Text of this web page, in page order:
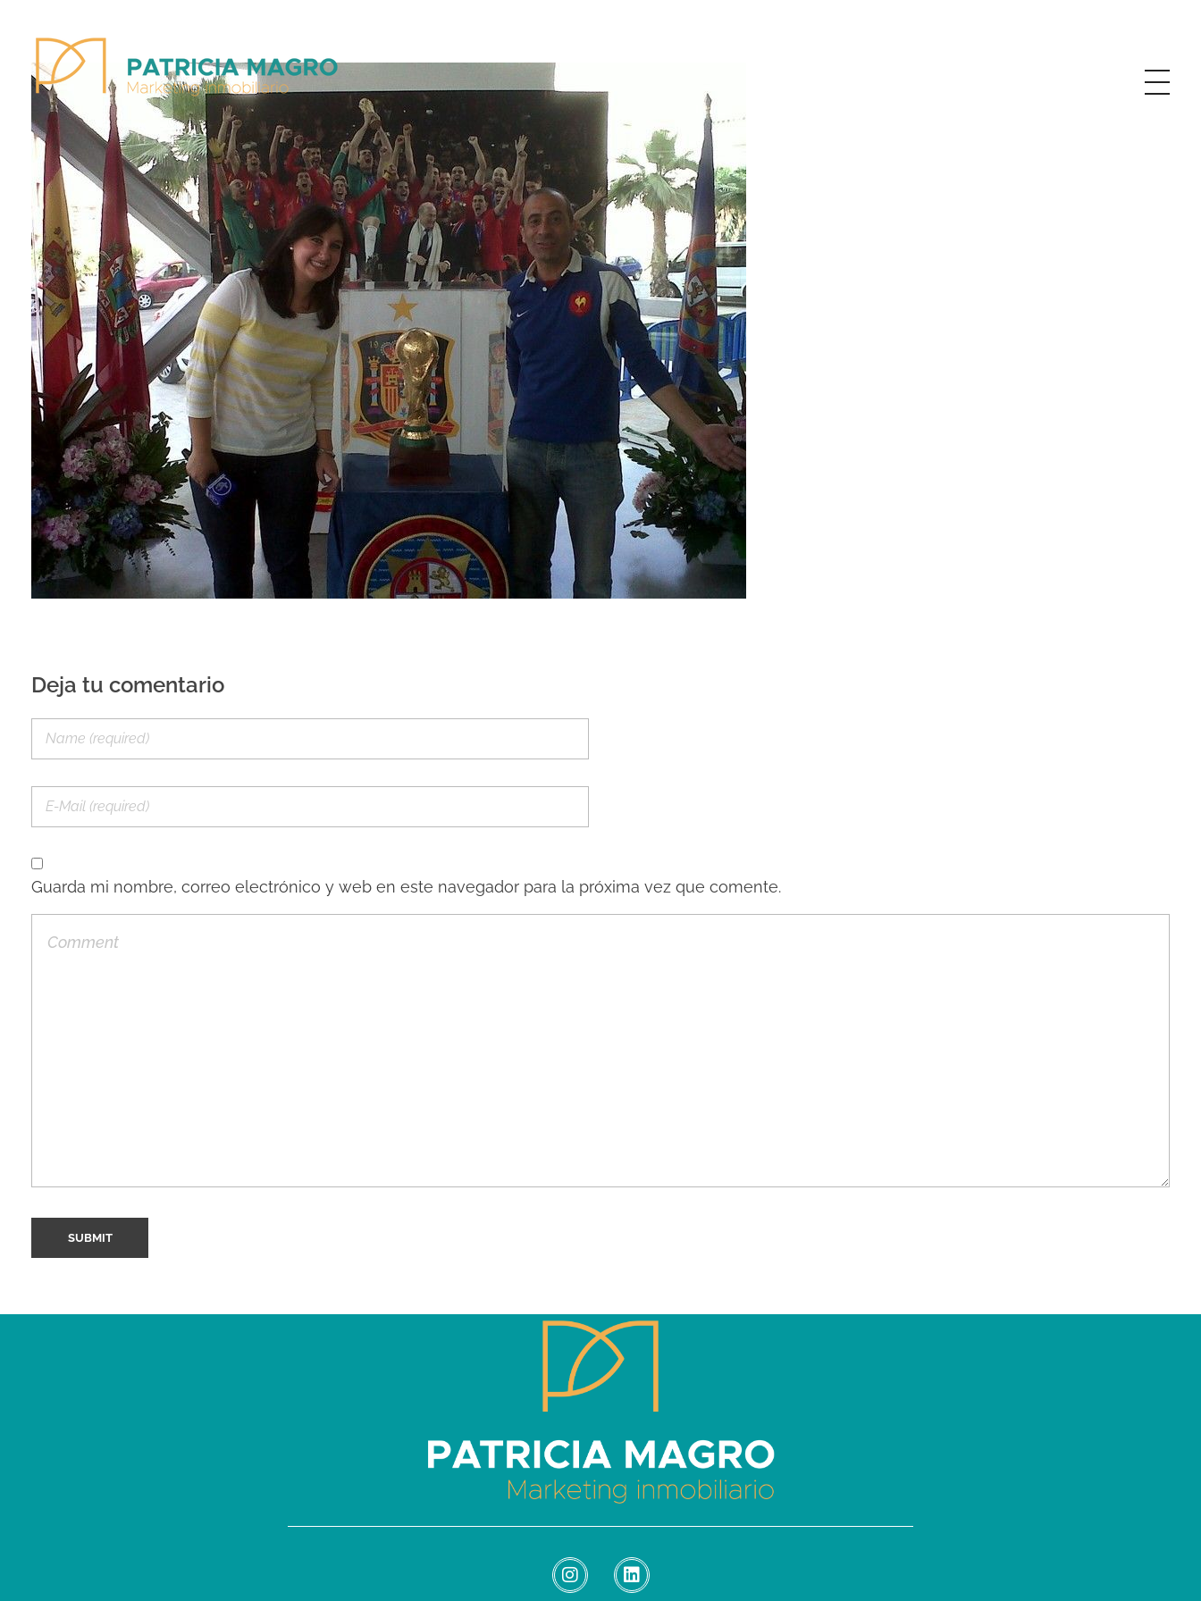
Patricia Magro - Comunicación y marketing inmobiliario
Aunque nunca me callo, guardo un par de secretos
Deja tu comentario
Guarda mi nombre, correo electrónico y web en este navegador para la próxima vez que comente.
Patricia Magro - Comunicación y marketing inmobiliario